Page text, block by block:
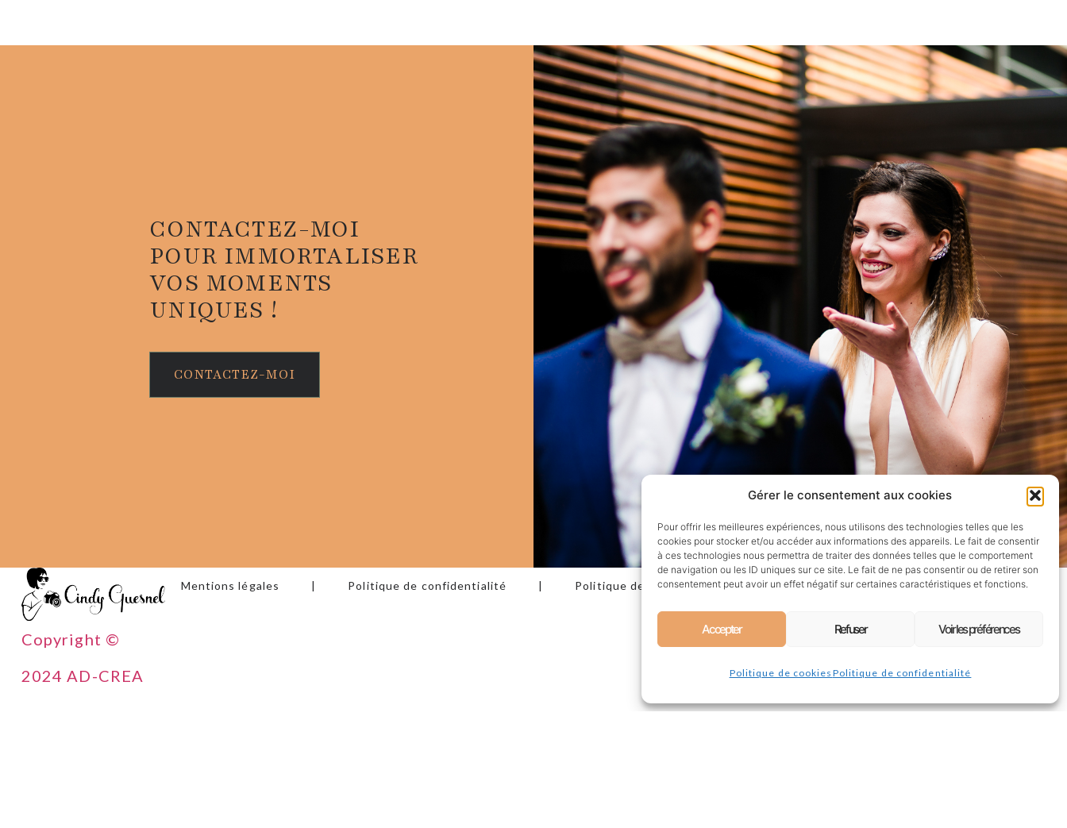
Gérer le consentement aux cookies
Pour offrir les meilleures expériences, nous utilisons des technologies telles que les
cookies pour stocker et/ou accéder aux informations des appareils. Le fait de consentir
à ces technologies nous permettra de traiter des données telles que le comportement
de navigation ou les ID uniques sur ce site. Le fait de ne pas consentir ou de retirer son
consentement peut avoir un effet négatif sur certaines caractéristiques et fonctions.
Accepter Refuser Voir les préférences
Politique de cookies Politique de confidentialité
CONTACTEZ-MOI
POUR IMMORTALISER
VOS MOMENTS
UNIQUES !
CONTACTEZ-MOI
Copyright ©
2024 AD-CREA
Mentions légales | Politique de confidentialité | Politique de cookies (UE)
Téléphone:07 68 94 08 64
cqphotographies@gmail.com